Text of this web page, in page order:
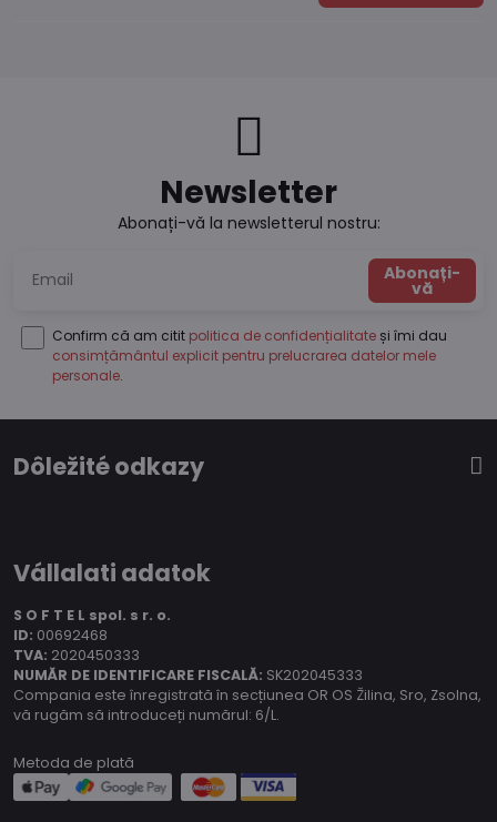
Newsletter
Abonați-vă la newsletterul nostru:
Abonați-
vă
Confirm că am citit politica de confidențialitate și îmi dau
consimțământul explicit pentru prelucrarea datelor mele
personale.
Dôležité odkazy
Vállalati adatok
S O F T E L spol. s r. o.
ID: 00692468
TVA: 2020450333
NUMĂR DE IDENTIFICARE FISCALĂ: SK202045333
Compania este înregistrată în secțiunea OR OS Žilina, Sro, Zsolna,
vă rugăm să introduceți numărul: 6/L.
Metoda de plată